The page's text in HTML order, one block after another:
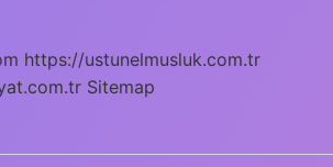
https://ustunelmusluk.com.tr
Sitemap